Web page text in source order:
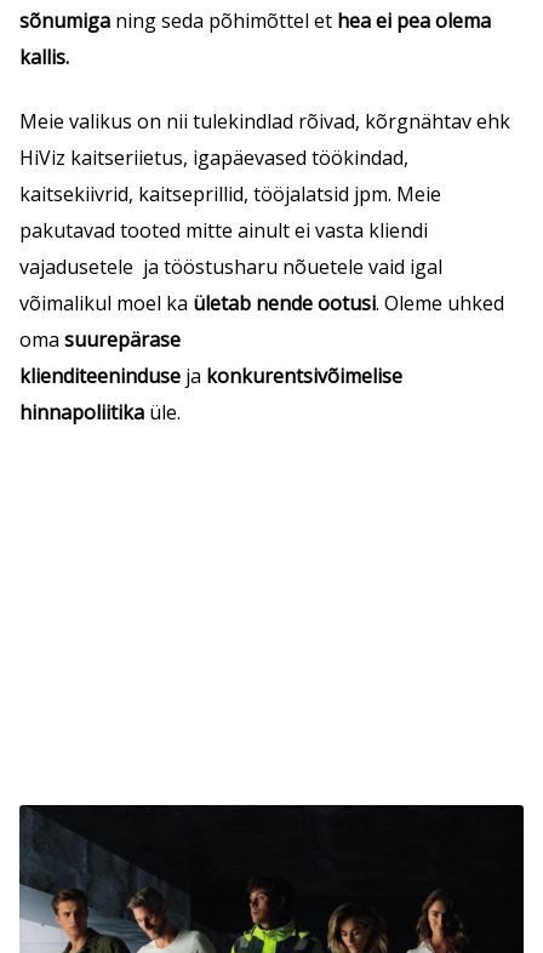
sõnumiga ning seda põhimõttel et hea ei pea olema
kallis.
Meie valikus on nii tulekindlad rõivad, kõrgnähtav ehk
HiViz kaitseriietus, igapäevased töökindad,
kaitsekiivrid, kaitseprillid, tööjalatsid jpm. Meie
pakutavad tooted mitte ainult ei vasta kliendi
vajadusetele ja tööstusharu nõuetele vaid igal
võimalikul moel ka ületab nende ootusi. Oleme uhked
oma suurepärase
klienditeeninduse ja konkurentsivõimelise
hinnapoliitika üle.